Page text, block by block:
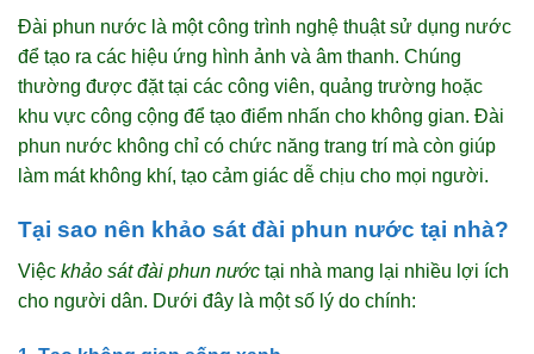
Đài phun nước là một công trình nghệ thuật sử dụng nước
để tạo ra các hiệu ứng hình ảnh và âm thanh. Chúng
thường được đặt tại các công viên, quảng trường hoặc
khu vực công cộng để tạo điểm nhấn cho không gian. Đài
phun nước không chỉ có chức năng trang trí mà còn giúp
làm mát không khí, tạo cảm giác dễ chịu cho mọi người.
Tại sao nên khảo sát đài phun nước tại nhà?
Việc khảo sát đài phun nước tại nhà mang lại nhiều lợi ích
cho người dân. Dưới đây là một số lý do chính: